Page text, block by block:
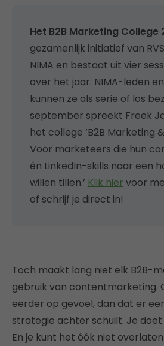
Het B2B Marketing College
gezamenlijk initiatief van
NIMA en bestaat uit vier
over het jaar. NIMA-leden
kunnen ze als serie of los
september spreekt Freek
het college ‘B2B Marketing
Voor marketeers die hun
én LinkedIn-skills naar een
willen tillen.’ Klik hier voor
of schrijf je direct in!
Toch maakt lang niet elk B2B-
gebruik van contentmarketing.
eerder op gevoel, dan dat er
strategie achter schuilt. Je
En je kunt het óók niet